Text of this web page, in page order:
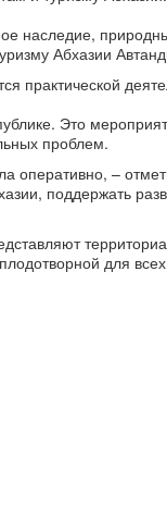
наследие,
Абхазии
Это
проблем.
оперативно, –
поддержать
для всех